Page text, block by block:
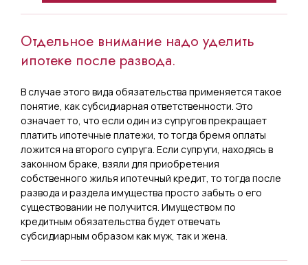
Отдельное внимание надо уделить
ипотеке после развода.
В случае этого вида обязательства применяется такое
понятие, как субсидиарная ответственности. Это
означает то, что если один из супругов прекращает
платить ипотечные платежи, то тогда бремя оплаты
ложится на второго супруга. Если супруги, находясь в
законном браке, взяли для приобретения
собственного жилья ипотечный кредит, то тогда после
развода и раздела имущества просто забыть о его
существовании не получится. Имуществом по
кредитным обязательства будет отвечать
субсидиарным образом как муж, так и жена.